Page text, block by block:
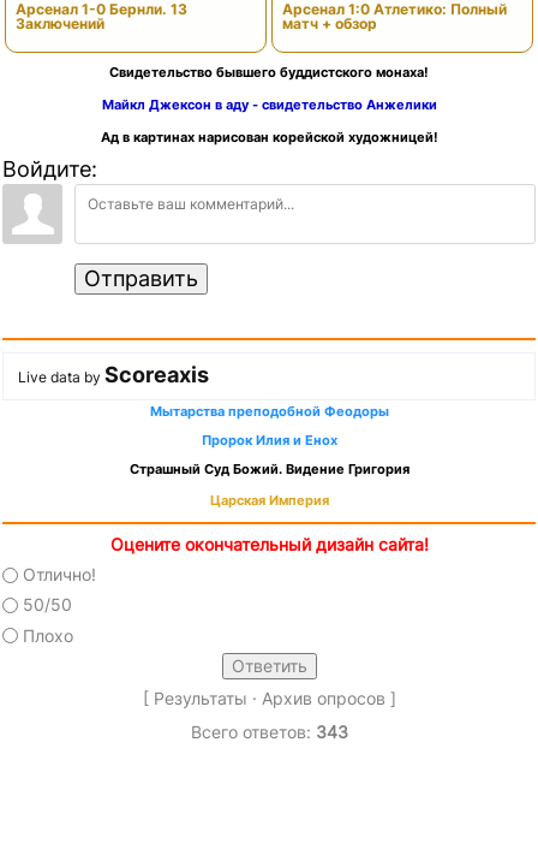
Арсенал 1-0 Бернли. 13
Заключений
Арсенал 1:0 Атлетико: Полный
матч + обзор
Свидетельство бывшего буддистского монаха!
Майкл Джексон в аду - свидетельство Анжелики
Ад в картинах нарисован корейской художницей!
Войдите:
Отправить
Live data by Scoreaxis
Мытарства преподобной Феодоры
Пророк Илия и Енох
Страшный Суд Божий. Видение Григория
Царская Империя
Оцените окончательный дизайн сайта!
Отлично!
50/50
Плохо
[ Результаты · Архив опросов ]
Всего ответов: 343